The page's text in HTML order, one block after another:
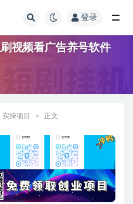
登录
视频看广告养号软件
实操项目 正文